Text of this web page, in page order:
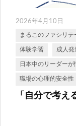
2026年4月10日
まるこのファシリテ
体験学習 成人発
日本中のリーダーが
職場の心理的安全性
「自分で考え